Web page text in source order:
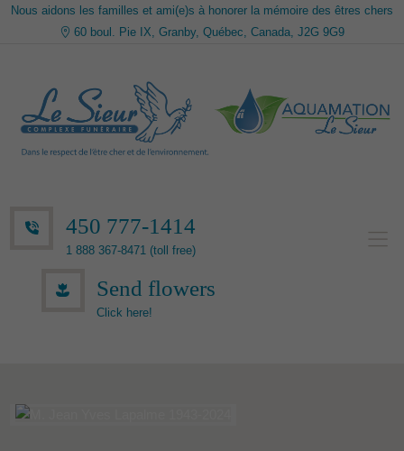
Nous aidons les familles et ami(e)s à honorer la mémoire des êtres chers
60 boul. Pie IX, Granby, Québec, Canada, J2G 9G9
450 777-1414
1 888 367-8471 (toll free)
Send flowers
Click here!